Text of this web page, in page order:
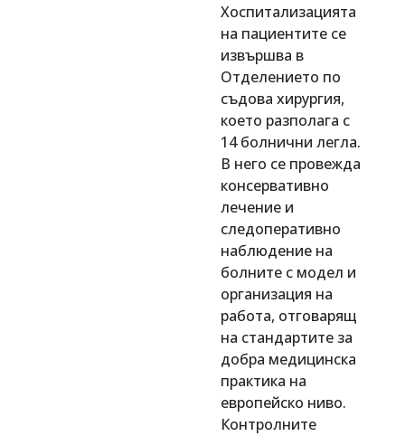
Хоспитализацията
на пациентите се
извършва в
Отделението по
съдова хирургия,
което разполага с
14 болнични легла.
В него се провежда
консервативно
лечение и
следоперативно
наблюдение на
болните с модел и
организация на
работа, отговарящ
на стандартите за
добра медицинска
практика на
европейско ниво.
Контролните